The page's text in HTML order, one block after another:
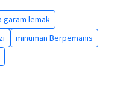
garam lemak
minuman Berpemanis